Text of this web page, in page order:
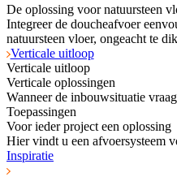
De oplossing voor natuursteen
Integreer de doucheafvoer
natuursteen vloer, ongeacht te
Verticale uitloop
Verticale uitloop
Verticale oplossingen
Wanneer de inbouwsituatie
Toepassingen
Voor ieder project een oplossing
Hier vindt u een afvoersysteem
Inspiratie